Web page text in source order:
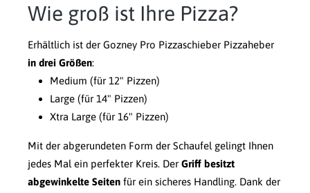
Wie groß ist Ihre Pizza?
Erhältlich ist der Gozney Pro Pizzaschieber Pizzaheber
in drei Größen:
Medium (für 12" Pizzen)
Large (für 14" Pizzen)
Xtra Large (für 16" Pizzen)
Mit der abgerundeten Form der Schaufel gelingt Ihnen
jedes Mal ein perfekter Kreis. Der Griff besitzt
abgewinkelte Seiten für ein sicheres Handling. Dank der